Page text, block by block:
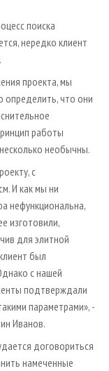
поиска
нередко клиент
проекта, мы
определить, что они
работы
необычны.
с
И как мы ни
нефункциональна,
изготовили,
для элитной
был
с нашей
подтверждали
параметрами», -
Иванов.
договориться
намеченные